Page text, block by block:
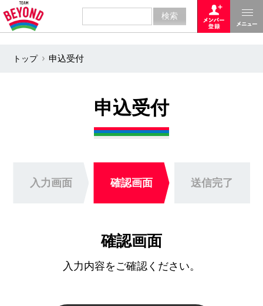
トップ 申込受付
申込受付
入力画面 確認画面 送信完了
確認画面
入力内容をご確認ください。